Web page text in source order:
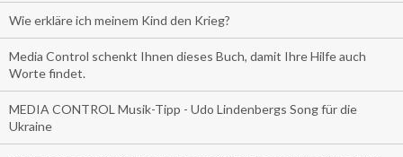
Wie erkläre ich meinem Kind den Krieg?
Media Control schenkt Ihnen dieses Buch, damit Ihre Hilfe auch
Worte findet.
MEDIA CONTROL Musik-Tipp - Udo Lindenbergs Song für die
Ukraine